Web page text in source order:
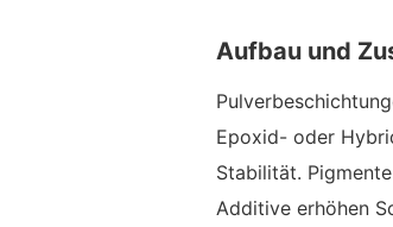
Aufbau und
Epoxid- oder
Stabilität.
Additive erhöhen